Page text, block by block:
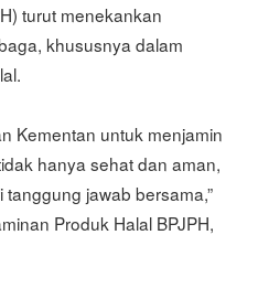
turut menekankan
khususnya dalam
Kementan untuk menjamin
hanya sehat dan aman,
jawab bersama,”
Produk Halal BPJPH,